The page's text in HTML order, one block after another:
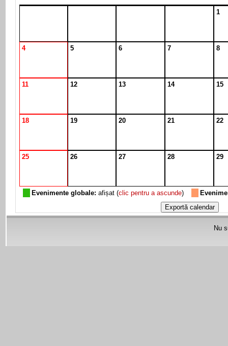
1
4 5 6 7 8
11 12 13 14 15
18 19 20 21 22
25 26 27 28 29
Evenimente globale: afișat (clic pentru a ascunde)
Nu